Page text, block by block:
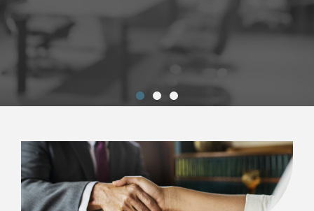
Artigos & Notícias